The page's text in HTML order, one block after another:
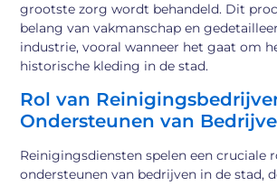
grootste zorg wordt behandeld. Dit
belang van vakmanschap en
industrie, vooral wanneer het gaat om
historische kleding in de stad.
Rol van
Ondersteunen van
Reinigingsdiensten spelen een cruciale
ondersteunen van bedrijven in de stad,